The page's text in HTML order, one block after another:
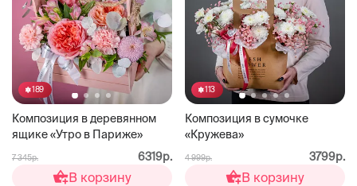
189
Композиция в деревянном
ящике «Утро в Париже»
7 345р. 6319р.
В корзину
113
Композиция в сумочке
«Кружева»
4 999р. 3799р.
В корзину